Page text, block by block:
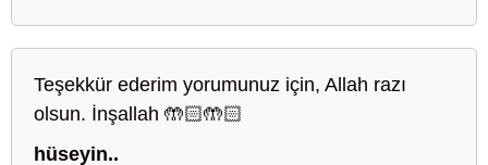
Teşekkür ederim yorumunuz için, Allah razı
olsun. İnşallah 🤲🏻🤲🏻
hüseyin..